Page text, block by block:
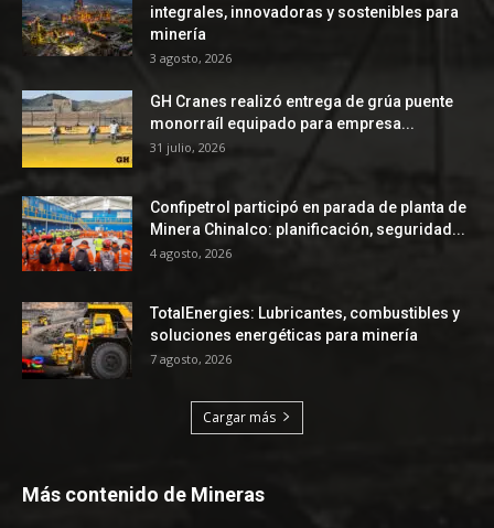
integrales, innovadoras y sostenibles para
minería
3 agosto, 2026
GH Cranes realizó entrega de grúa puente
monorraíl equipado para empresa...
31 julio, 2026
Confipetrol participó en parada de planta de
Minera Chinalco: planificación, seguridad...
4 agosto, 2026
TotalEnergies: Lubricantes, combustibles y
soluciones energéticas para minería
7 agosto, 2026
Cargar más
Más contenido de Mineras